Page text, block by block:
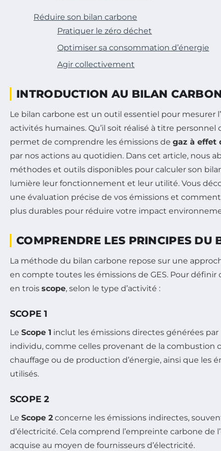
Réduire son bilan carbone
Pratiquer le zéro déchet
Optimiser sa consommation d’énergie
Agir collectivement
INTRODUCTION AU BILAN
Le bilan carbone est un outil essentiel pour mesurer
activités humaines. Qu’il soit réalisé à titre
permet de comprendre les émissions de gaz à effet
par nos actions au quotidien. Dans cet article, nous
méthodes et outils disponibles pour calculer son
lumière leur fonctionnement et leur utilité. Vous
une évaluation précise de vos émissions et
plus durables pour réduire votre impact
COMPRENDRE LES PRINCIPES DU
La méthode du bilan carbone repose sur une
en compte toutes les émissions de GES. Pour définir
en trois scope, selon le type d’activité :
SCOPE 1
Le Scope 1 inclut les émissions directes générées
individu, comme celles provenant de la combustion
chauffage ou de production d’énergie, ainsi que les
utilisés.
SCOPE 2
Le Scope 2 concerne les émissions indirectes,
d’électricité. Cela comprend l’empreinte carbone de
acquise au moyen de fournisseurs d’électricité.